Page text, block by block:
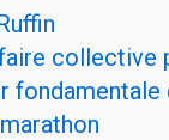
collective
fondamentale